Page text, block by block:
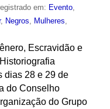
em: Evento,
, Negros Mulheres
Escravidão e
dias 28 e 29 de
do Conselho
do Grupo